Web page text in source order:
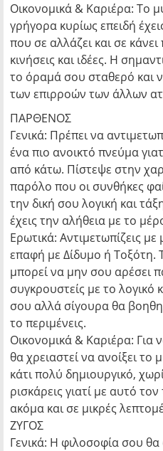
Οικονομικά & Καριέρα: Το
γρήγορα κυρίως επειδή
που σε αλλάζει και σε
κινήσεις και ιδέες. Η
το όραμά σου σταθερό και
των επιρροών των άλλων
ΠΑΡΘΕΝΟΣ
Γενικά: Πρέπει να
ένα πιο ανοικτό πνεύμα
από κάτω. Πίστεψε στην
παρόλο που οι συνθήκες
την δική σου λογική και
έχεις την αλήθεια με το
Ερωτικά: Αντιμετωπίζεις
επαφή με Δίδυμο ή Τοξότη.
μπορεί να μην σου αρέσει
συγκρουστείς με το
σου αλλά σίγουρα θα
το περιμένεις.
Οικονομικά & Καριέρα: Για
θα χρειαστεί να ανοίξει το
κάτι πολύ δημιουργικό,
ρισκάρεις γιατί με αυτό
ακόμα και σε μικρές
ΖΥΓΟΣ
Γενικά: Η φιλοσοφία σου